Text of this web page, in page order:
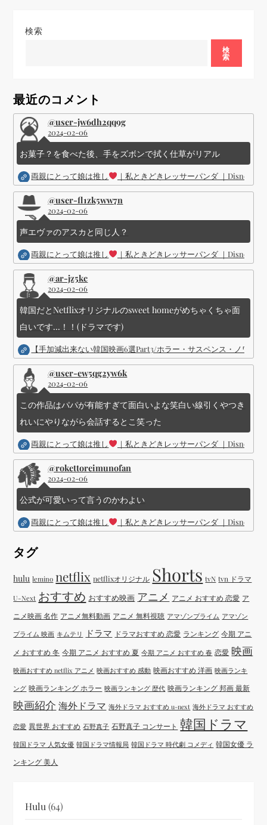
ー
ョ
ン
検索
検
索
最近のコメント
@user-jw6dh2qq9g
2024-02-06
お菓子？を食べた後、手をズボンで拭く仕草がリアル
両親にとって娘は推し ｜私ときどきレッサーパンダ ｜Disney (
@user-fl1zk5ww7n
2024-02-06
声エヴァのアスカと同じ人？
両親にとって娘は推し ｜私ときどきレッサーパンダ ｜Disney (
@ar-jz5kc
2024-02-06
韓国だとNetflixオリジナルのsweet homeがめちゃくちゃ面
白いです...！！(ドラマです)
【手加減出来ない韓国映画6選Part3/ホラー・サスペンス・ノワー
@user-ew5qg2yw6k
2024-02-06
この作品はパパが有能すぎて面白いよな笑白い線引くやつき
れいにやりながら会話するとこ笑った
両親にとって娘は推し ｜私ときどきレッサーパンダ ｜Disney (
@rokettoreimunofan
2024-02-06
公式が可愛いって言うのかわよい
両親にとって娘は推し ｜私ときどきレッサーパンダ ｜Disney (
タグ
hulu lemino netflix netflixオリジナル Shorts tvN tvn ドラマ
U-Next おすすめ おすすめ映画 アニメ アニメ おすすめ 恋愛 ア
ニメ映画 名作 アニメ無料動画 アニメ 無料視聴 アマゾンプライム アマゾン
プライム 映画 キムテリ ドラマ ドラマおすすめ 恋愛 ランキング 今期 アニ
メ おすすめ 冬 今期 アニメ おすすめ 夏 今期 アニメ おすすめ 春 恋愛 映画
映画おすすめ netflix アニメ 映画おすすめ 感動 映画おすすめ 洋画 映画ランキ
ング 映画ランキング ホラー 映画ランキング 歴代 映画ランキング 邦画 最新
映画紹介 海外ドラマ 海外ドラマ おすすめ u-next 海外ドラマ おすすめ
恋愛 異世界 おすすめ 石野真子 石野真子 コンサート 韓国ドラマ
韓国ドラマ 人気女優 韓国ドラマ情報局 韓国ドラマ 時代劇 コメディ 韓国女優 ラ
ンキング 美人
Hulu (64)